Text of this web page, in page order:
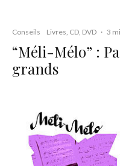
Conseils Livres, CD, DVD · 3
“Méli-Mélo” :
grands